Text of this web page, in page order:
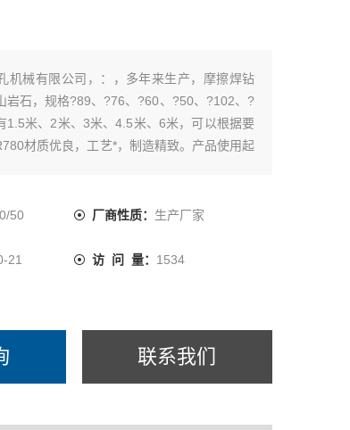
机械有限公司，：，多年来生产，摩擦焊钻
岩石，规格?89、?76、?60、?50、?102、?
1.5米、2米、3米、4.5米、6米，可以根据要
材质优良，工艺*，制造精致。产品使用起
50 厂商性质： 生产厂家
21 访 问 量： 1534
联系我们